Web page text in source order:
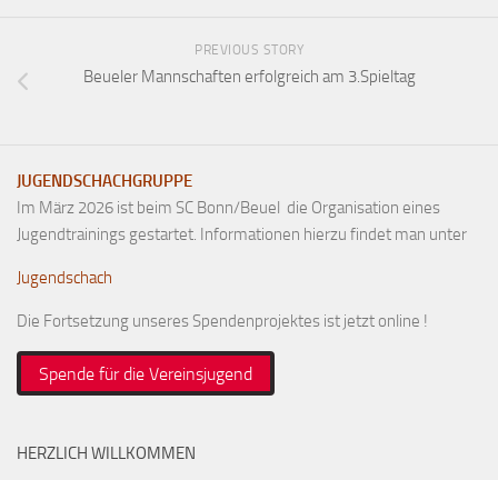
PREVIOUS STORY
Beueler Mannschaften erfolgreich am 3.Spieltag
JUGENDSCHACHGRUPPE
Im März 2026 ist beim SC Bonn/Beuel die Organisation eines
Jugendtrainings gestartet. Informationen hierzu findet man unter
Jugendschach
Die Fortsetzung unseres Spendenprojektes ist jetzt online !
Spende für die Vereinsjugend
HERZLICH WILLKOMMEN